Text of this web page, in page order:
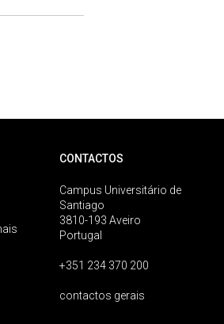
CONTACTOS
Campus Universitário de
Santiago
3810-193 Aveiro
Portugal
+351 234 370 200
contactos gerais